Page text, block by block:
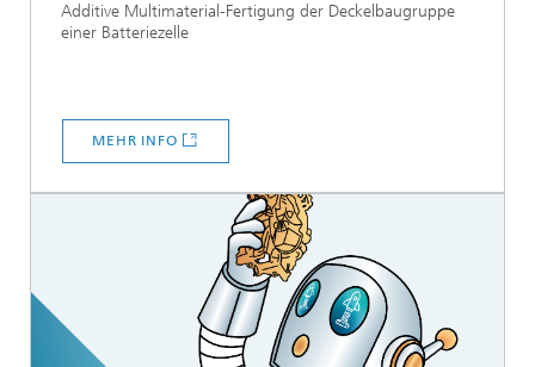
Additive Multimaterial-Fertigung der Deckelbaugruppe
einer Batteriezelle
MEHR INFO